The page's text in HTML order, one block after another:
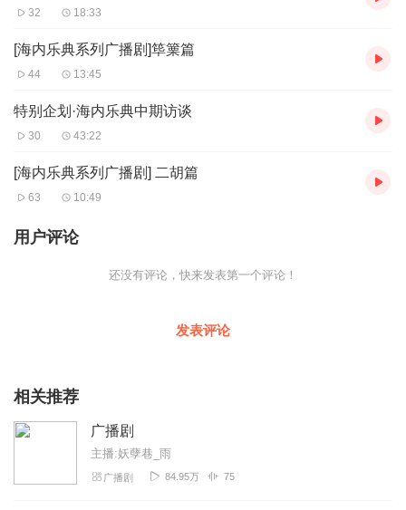
32 18:33
[海内乐典系列广播剧]筚篥篇
44 13:45
特别企划·海内乐典中期访谈
30 43:22
[海内乐典系列广播剧] 二胡篇
63 10:49
用户评论
还没有评论，快来发表第一个评论！
发表评论
相关推荐
广播剧
主播:妖孽巷_雨
广播剧 84.95万 75